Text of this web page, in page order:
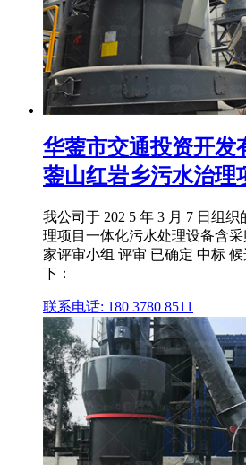
华蓥市交通投资开发
蓥山红岩乡污水治理
我公司于 202 5 年 3 月 7 日组
理项目一体化污水处理设备含
家评审小组 评审 已确定 中标
下：
联系电话: 180 3780 8511